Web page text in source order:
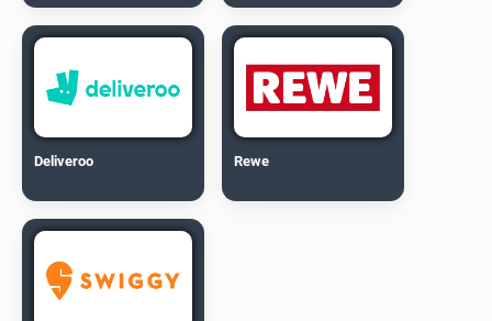
Deliveroo Rewe